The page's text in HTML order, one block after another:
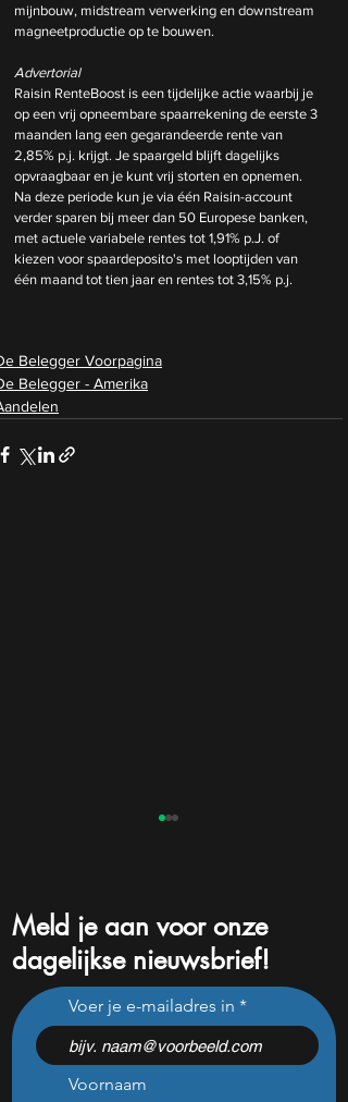
mijnbouw, midstream verwerking en downstream
magneetproductie op te bouwen.
Advertorial
Raisin RenteBoost is een tijdelijke actie waarbij je
op een vrij opneembare spaarrekening de eerste 3
maanden lang een gegarandeerde rente van
2,85% p.j. krijgt. Je spaargeld blijft dagelijks
opvraagbaar en je kunt vrij storten en opnemen.
Na deze periode kun je via één Raisin-account
verder sparen bij meer dan 50 Europese banken,
met actuele variabele rentes tot 1,91% p.J. of
kiezen voor spaardeposito's met looptijden van
één maand tot tien jaar en rentes tot 3,15% p.j.
Belegger Voorpagina
Belegger - Amerika
Sandisk presenteert nu
ijzersterke cijfers (+372%
omzetgroei), toch zakt het
aandeel weg
Meld je aan voor onze
dagelijkse nieuwsbrief!
Voer je e-mailadres in
Voornaam